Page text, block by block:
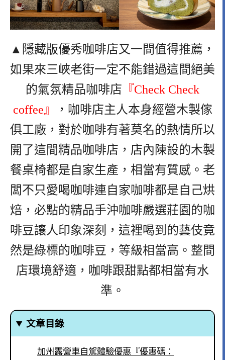
▲隱藏版優秀咖啡店又一間值得推薦，
如果來三峽老街一定不能錯過這間絕美
的氣氛精品咖啡店 『Check Check
coffee』
，咖啡店主人本身經營木製傢
俱工廠，對於咖啡有著莫名的熱情所以
開了這間精品咖啡店，店內陳設的木製
餐桌椅都是自家生產，相當有質感。老
闆不只愛喝咖啡連自家咖啡都是自己烘
焙，必點的精品手沖咖啡嚴選莊園的咖
啡豆讓人印象深刻，這裡喝到的藝伎竟
然是綠標的咖啡豆，等級相當高。整間
店環境舒適，咖啡跟甜點都相當有水
準。
文章目錄
加州露營車自駕體驗優惠『優惠碼：